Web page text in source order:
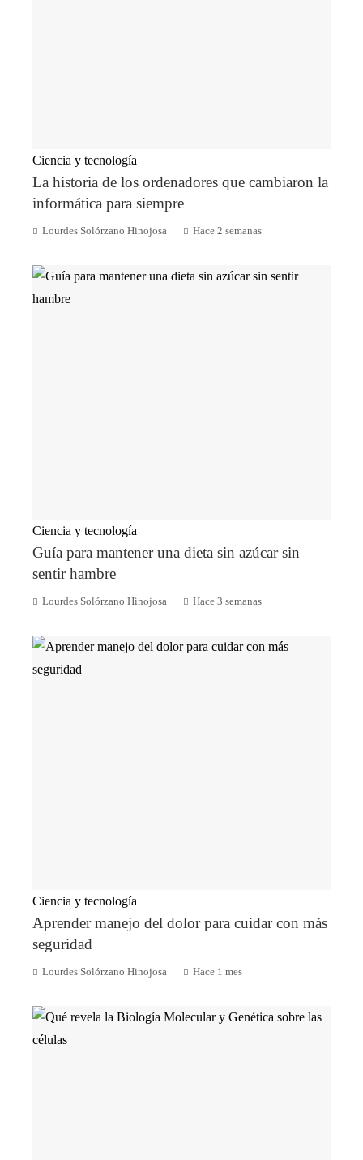
Ciencia y tecnología
La historia de los ordenadores que cambiaron la
informática para siempre
Lourdes Solórzano Hinojosa Hace 2 semanas
Ciencia y tecnología
Guía para mantener una dieta sin azúcar sin
sentir hambre
Lourdes Solórzano Hinojosa Hace 3 semanas
Ciencia y tecnología
Aprender manejo del dolor para cuidar con más
seguridad
Lourdes Solórzano Hinojosa Hace 1 mes